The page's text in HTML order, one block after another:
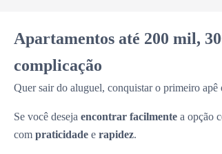
Apartamentos até 200 mil,
complicação
Quer sair do aluguel, conquistar o primeiro apê
Se você deseja encontrar facilmente a opção
com praticidade e rapidez.